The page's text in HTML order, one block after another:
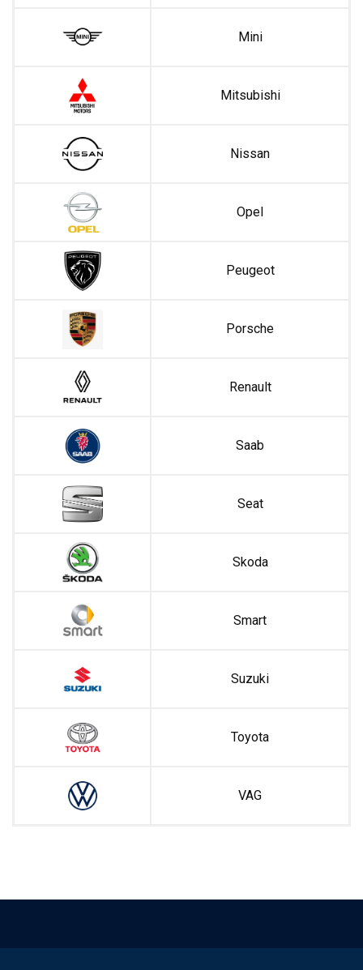
Mini
Mitsubishi
Nissan
Opel
Peugeot
Porsche
Renault
Saab
Seat
Skoda
Smart
Suzuki
Toyota
VAG